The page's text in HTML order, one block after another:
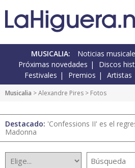
MUSICALIA: Noticias
Próximas novedades
Discos
Festivales
Premios Artistas
Musicalia >Alexandre Pires > Fotos
Destacado: 'Confessions II' es el
Madonna